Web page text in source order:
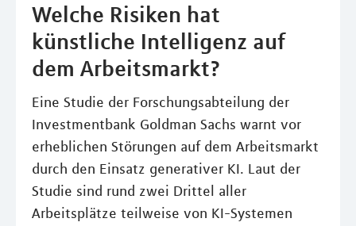
Welche Risiken hat
künstliche Intelligenz auf
dem Arbeitsmarkt?
Eine Studie der Forschungsabteilung der
Investmentbank Goldman Sachs warnt vor
erheblichen Störungen auf dem Arbeitsmarkt
durch den Einsatz generativer KI. Laut der
Studie sind rund zwei Drittel aller
Arbeitsplätze teilweise von KI-Systemen